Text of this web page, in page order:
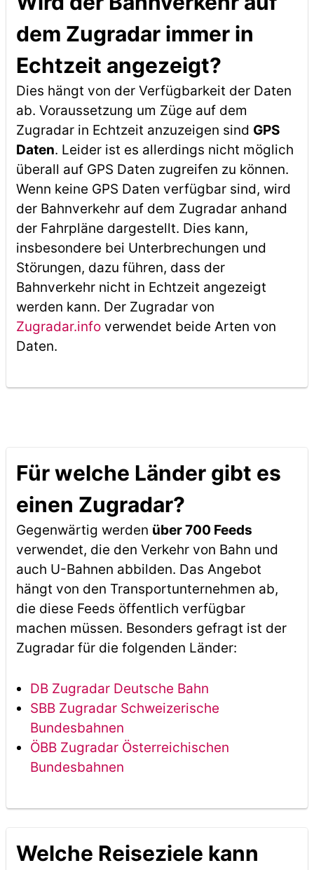
dem Zugradar immer in
Echtzeit angezeigt?
Dies hängt von der Verfügbarkeit der Daten
ab. Voraussetzung um Züge auf dem
Zugradar in Echtzeit anzuzeigen sind GPS
Daten. Leider ist es allerdings nicht möglich
überall auf GPS Daten zugreifen zu können.
Wenn keine GPS Daten verfügbar sind, wird
der Bahnverkehr auf dem Zugradar anhand
der Fahrpläne dargestellt. Dies kann,
insbesondere bei Unterbrechungen und
Störungen, dazu führen, dass der
Bahnverkehr nicht in Echtzeit angezeigt
werden kann. Der Zugradar von
Zugradar.infoverwendet beide Arten von
Daten.
Für welche Länder gibt es
einen Zugradar?
Gegenwärtig werden über 700 Feeds
verwendet, die den Verkehr von Bahn und
auch U-Bahnen abbilden. Das Angebot
hängt von den Transportunternehmen ab,
die diese Feeds öffentlich verfügbar
machen müssen. Besonders gefragt ist der
Zugradar für die folgenden Länder:
DB Zugradar Deutsche Bahn
SBB Zugradar Schweizerische
Bundesbahnen
ÖBB Zugradar Österreichischen
Bundesbahnen
Welche Reiseziele kann